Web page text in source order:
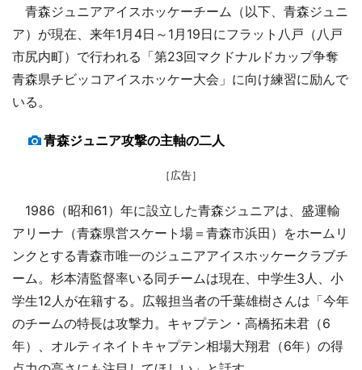
青森ジュニアアイスホッケーチーム（以下、青森ジュニ
ア）が現在、来年1月4日～1月19日にフラット八戸（八戸
市尻内町）で行われる「第23回マクドナルドカップ争奪
青森県チビッコアイスホッケー大会」に向け練習に励んで
いる。
青森ジュニア攻撃の主軸の二人
［広告］
1986（昭和61）年に設立した青森ジュニアは、盛運輸
アリーナ（青森県営スケート場＝青森市浜田）をホームリ
ンクとする青森市唯一のジュニアアイスホッケークラブチ
ーム。杉本清監督率いる同チームは現在、中学生3人、小
学生12人が在籍する。広報担当者の千葉雄樹さんは「今年
のチームの特長は攻撃力。キャプテン・高橋拓未君（6
年）、オルティネイトキャプテン相場大翔君（6年）の得